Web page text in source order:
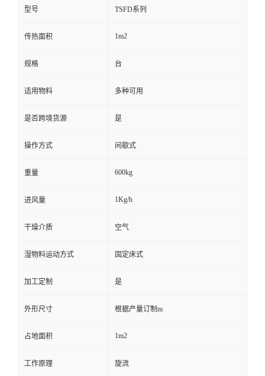
型号 TSFD系列
传热面积 1m2
规格 台
适用物料 多种可用
是否跨境货源 是
操作方式 间歇式
重量 600kg
进风量 1Kg/h
干燥介质 空气
湿物料运动方式 固定床式
加工定制 是
外形尺寸 根据产量订制m
占地面积 1m2
工作原理 旋流